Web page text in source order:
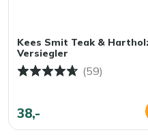
Kees Smit Teak &
Versiegler
(59)
38,-